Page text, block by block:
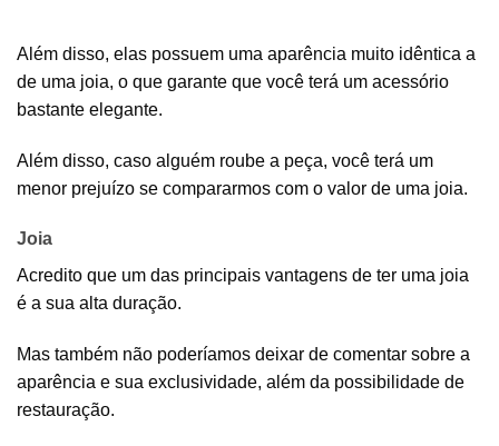
Além disso, elas possuem uma aparência muito idêntica a
de uma joia, o que garante que você terá um acessório
bastante elegante.
Além disso, caso alguém roube a peça, você terá um
menor prejuízo se compararmos com o valor de uma joia.
Joia
Acredito que um das principais vantagens de ter uma joia
é a sua alta duração.
Mas também não poderíamos deixar de comentar sobre a
aparência e sua exclusividade, além da possibilidade de
restauração.